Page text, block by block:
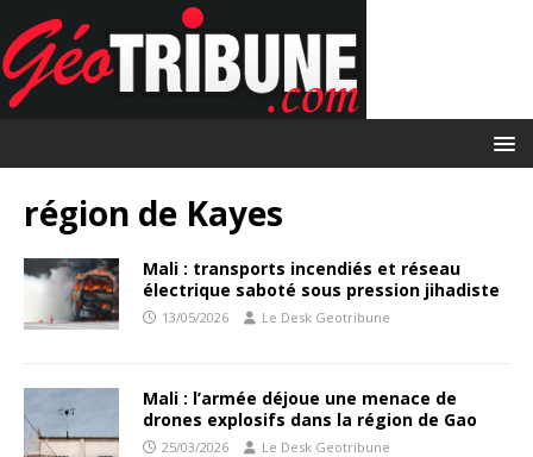
région de Kayes
Mali : transports incendiés et réseau
électrique saboté sous pression jihadiste
13/05/2026 Le Desk Geotribune
Mali : l’armée déjoue une menace de
drones explosifs dans la région de Gao
25/03/2026 Le Desk Geotribune